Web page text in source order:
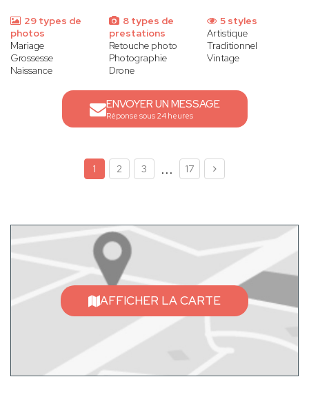
29 types de
photos
Mariage
Grossesse
Naissance
8 types de
prestations
Retouche photo
Photographie
Drone
5 styles
Artistique
Traditionnel
Vintage
ENVOYER UN MESSAGE
Réponse sous 24 heures
1 2 3 ... 17
AFFICHER LA CARTE